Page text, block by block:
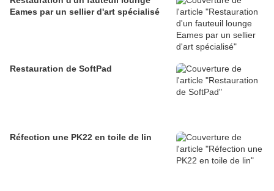
Eames par un sellier d'art spécialisé
Restauration de SoftPad
Réfection une PK22 en toile de lin